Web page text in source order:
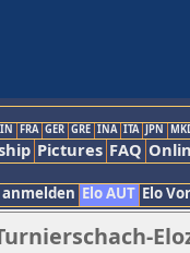
FRA GER GRE INA ITA JPN
Pictures FAQ
Elo AUT Elo